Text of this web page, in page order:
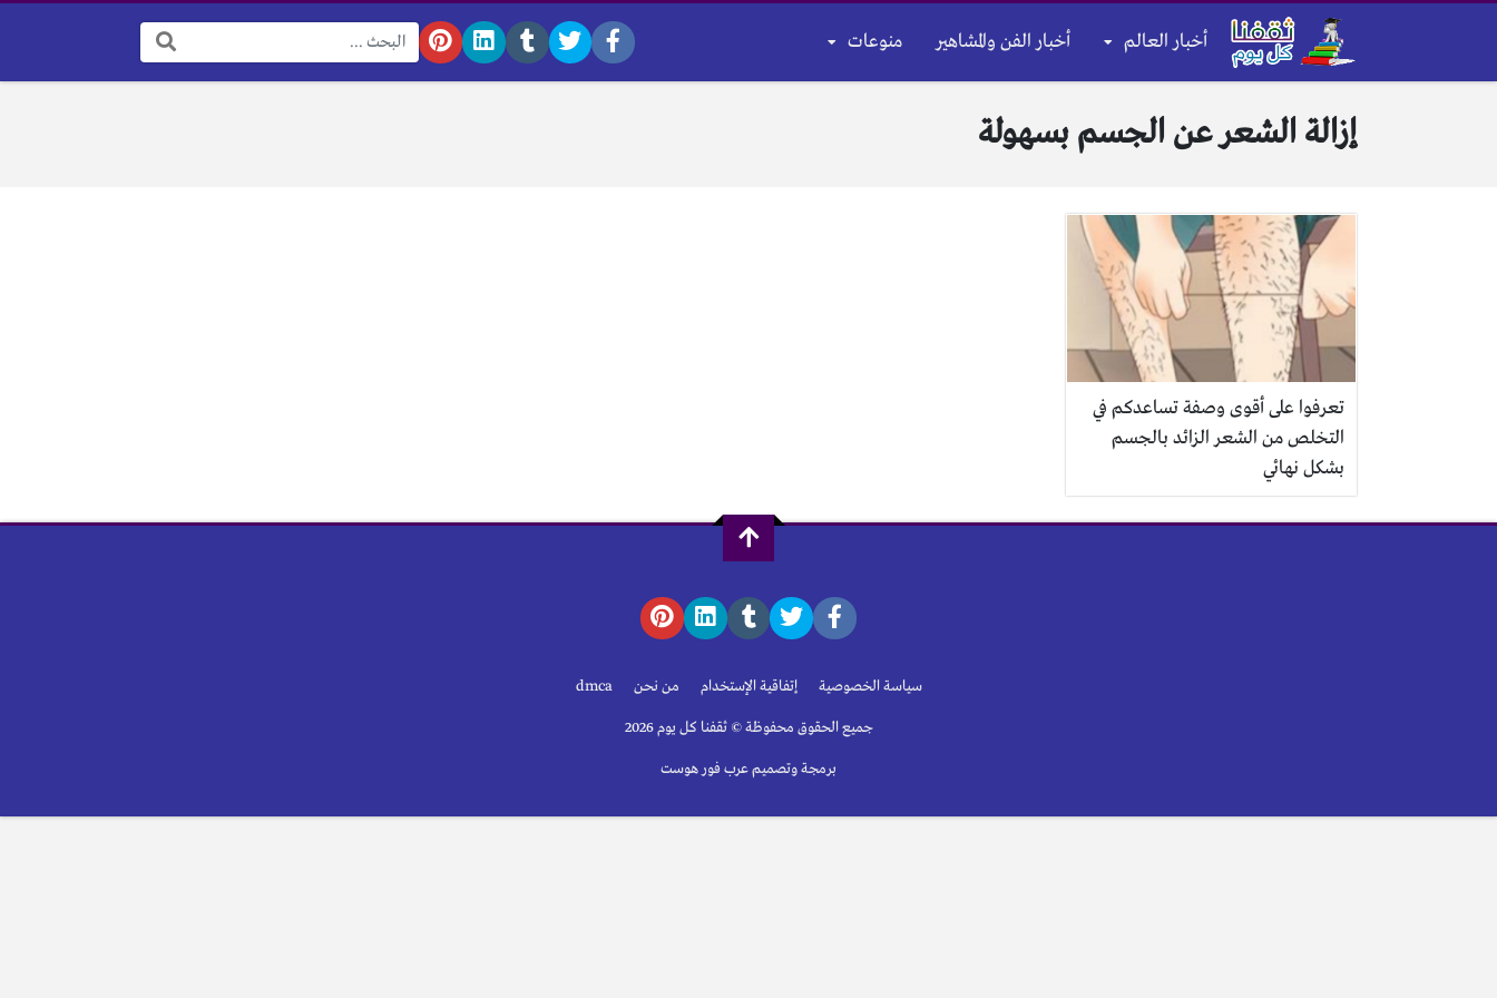
أخبار العالم أخبار الفن والمشاهير منوعات
البحث:
إزالة الشعر عن الجسم بسهولة
تعرفوا على أقوى وصفة تساعدكم في
التخلص من الشعر الزائد بالجسم
بشكل نهائي
سياسة الخصوصية إتفاقية الإستخدام من نحن dmca
جميع الحقوق محفوظة © ثقفنا كل يوم 2026
برمجة وتصميم عرب فور هوست